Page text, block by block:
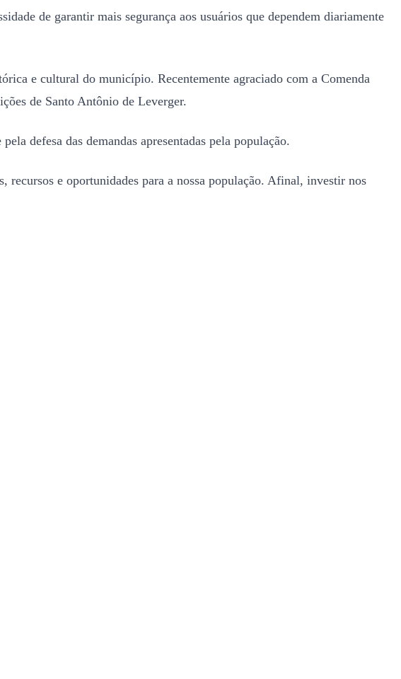
de garantir mais segurança aos usuários que dependem diariamente
e cultural do município. Recentemente agraciado com a Comenda
de Santo Antônio de Leverger.
defesa das demandas apresentadas pela população.
e oportunidades para a nossa população. Afinal, investir nos